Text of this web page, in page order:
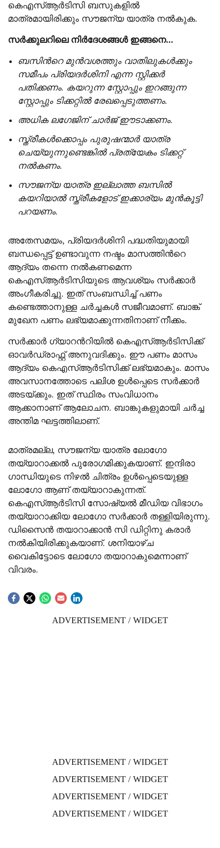
കെഎസ്ആർടിസി ബസുകളിൽ
മാത്രമായിരിക്കും സൗജന്യ യാത്ര നൽകുക.
സർക്കുലറിലെ നിർദേശങ്ങൾ ഇങ്ങനെ...
ബസിന്‍റെ മുൻവശത്തും വാതിലുകൾക്കും
സമീപം പ്രിയദർശിനി എന്ന സ്റ്റിക്കർ
പതിക്കണം. കയറുന്ന സ്റ്റോപ്പും ഇറങ്ങുന്ന
സ്റ്റോപ്പും ടിക്കറ്റിൽ രേഖപ്പെടുത്തണം.
അധിക ലഗേജിന് ചാർജ് ഈടാക്കണം.
സ്ത്രീകൾക്കൊപ്പം പുരുഷന്മാർ യാത്ര
ചെയ്യുന്നുണ്ടെങ്കിൽ പ്രത്യേകം ടിക്കറ്റ്
നൽകണം.
സൗജന്യ യാത്ര ഇല്ലാത്ത ബസിൽ
കയറിയാൽ സ്ത്രീകളോട് ഇക്കാര്യം മുൻകൂട്ടി
പറയണം.
അതേസമയം, പ്രിയദർശിനി പദ്ധതിയുമായി
ബന്ധപ്പെട്ട് ഉണ്ടാവുന്ന നഷ്ടം മാസത്തിന്‍റെ
ആദ്യം തന്നെ നൽകണമെന്ന
കെഎസ്ആർടിസിയുടെ ആവശ്യം സർക്കാർ
അംഗീകരിച്ചു. ഇത് സംബന്ധിച്ച് പണം
കണ്ടെത്താനുള്ള ചർച്ചകൾ സജീവമാണ്. ബാങ്ക്
മുഖേന പണം ലഭ്യമാക്കുന്നതിനാണ് നീക്കം.
സർക്കാർ ഗ്യാറന്‍റിയിൽ കെഎസ്ആർടിസിക്ക്‌
ഓവർഡ്രാഫ്റ്റ് അനുവദിക്കും. ഈ പണം മാസം
ആദ്യം കെഎസ്ആർടിസിക്ക് ലഭ്യമാകും. മാസം
അവസാനത്തോടെ പലിശ ഉൾപ്പെടെ സർക്കാർ
അടയ്ക്കും. ഇത് സ്ഥിരം സംവിധാനം
ആക്കാനാണ് ആലോചന. ബാങ്കുകളുമായി ചർച്ച
അന്തിമ ഘട്ടത്തിലാണ്.
മാത്രമല്ല, സൗജന്യ യാത്ര ലോഗോ
തയ്യാറാക്കൽ പുരോഗമിക്കുകയാണ്. ഇന്ദിരാ
ഗാന്ധിയുടെ നിഴൽ ചിത്രം ഉൾപ്പെടെയുള്ള
ലോഗോ ആണ് തയ്യാറാകുന്നത്.
കെഎസ്ആർടിസി സോഷ്യൽ മീഡിയ വിഭാഗം
തയ്യാറാക്കിയ ലോഗോ സർക്കാർ തള്ളിയിരുന്നു.
ഡിസൈൻ തയാറാക്കാൻ സി ഡിറ്റിനു കരാർ
നൽകിയിരിക്കുകയാണ്. ശനിയാഴ്ച
വൈകിട്ടോടെ ലോഗോ തയാറാകുമെന്നാണ്
വിവരം.
ADVERTISEMENT / WIDGET
ADVERTISEMENT / WIDGET
ADVERTISEMENT / WIDGET
ADVERTISEMENT / WIDGET
ADVERTISEMENT / WIDGET